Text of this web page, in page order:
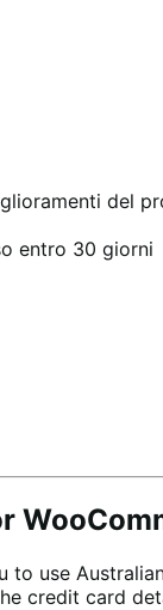
del
entro 30 giorni
to use
credit card